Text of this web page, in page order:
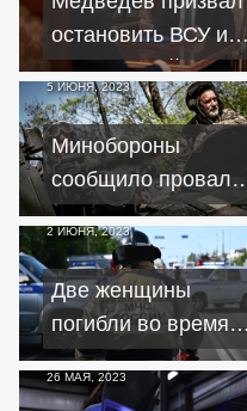
остановить ВСУ и
самим перейти
в наступление
5 ИЮНЯ, 2023
Минобороны
сообщило провале
наступления ВСУ
2 ИЮНЯ, 2023
Две женщины
погибли во время
обстрела ВСУ
Шебекинского
26 МАЯ, 2023